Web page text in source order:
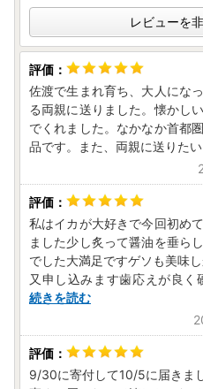
レビューを
佐渡で生まれ育ち、大人にな
る両親に送りました。懐かし
でくれました。なかなか首都
品です。また、両親に送りた
私はイカが大好きで今回初め
ました少し炙って醤油を垂ら
でした大満足ですゲソも美味
又申し込みます歯応えが良
続きを読む
9/30に寄付して10/5に届きま